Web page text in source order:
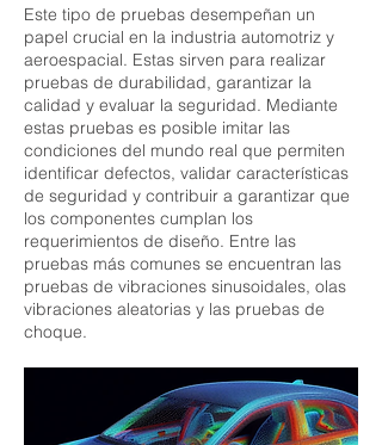
Este tipo de pruebas desempeñan un
papel crucial en la industria automotriz y
aeroespacial. Estas sirven para realizar
pruebas de durabilidad, garantizar la
calidad y evaluar la seguridad. Mediante
estas pruebas es posible imitar las
condiciones del mundo real que permiten
identificar defectos, validar características
de seguridad y contribuir a garantizar que
los componentes cumplan los
requerimientos de diseño. Entre las
pruebas más comunes se encuentran las
pruebas de vibraciones sinusoidales, olas
vibraciones aleatorias y las pruebas de
choque.